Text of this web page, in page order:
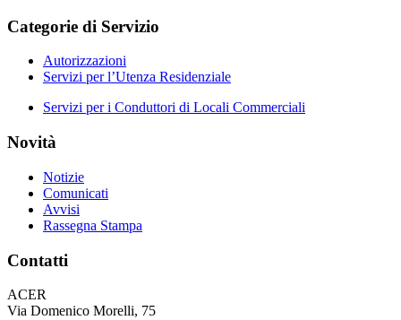
Categorie di Servizio
Autorizzazioni
Servizi per l’Utenza Residenziale
Servizi per i Conduttori di Locali Commerciali
Novità
Notizie
Comunicati
Avvisi
Rassegna Stampa
Contatti
ACER
Via Domenico Morelli, 75